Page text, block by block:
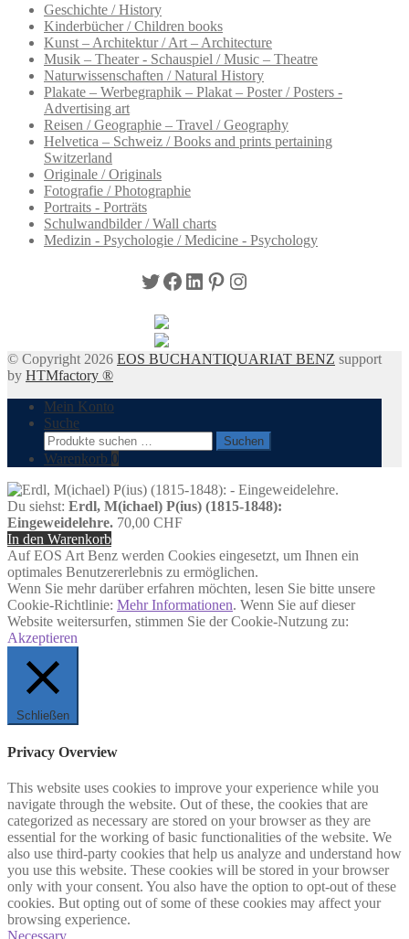
Geschichte / History
Kinderbücher / Children books
Kunst – Architektur / Art – Architecture
Musik – Theater - Schauspiel / Music – Theatre
Naturwissenschaften / Natural History
Plakate – Werbegraphik – Plakat – Poster / Posters -
Advertising art
Reisen / Geographie – Travel / Geography
Helvetica – Schweiz / Books and prints pertaining
Switzerland
Originale / Originals
Fotografie / Photographie
Portraits - Porträts
Schulwandbilder / Wall charts
Medizin - Psychologie / Medicine - Psychology
Twitter
Facebook
LinkedIn
Pinterest
Instagram
© Copyright 2026 EOS BUCHANTIQUARIAT BENZ support
by HTMfactory ®
Mein Konto
Suche
Suchen
nach:
Suchen
Warenkorb 0
Du siehst: Erdl, M(ichael) P(ius) (1815-1848):
Eingeweidelehre. 70,00 CHF
In den Warenkorb
Auf EOS Art Benz werden Cookies eingesetzt, um Ihnen ein
optimales Benutzererlebnis zu ermöglichen.
Wenn Sie mehr darüber erfahren möchten, lesen Sie bitte unsere
Cookie-Richtlinie: Mehr Informationen. Wenn Sie auf dieser
Website weitersurfen, stimmen Sie der Cookie-Nutzung zu:
Akzeptieren
Schließen
Privacy Overview
This website uses cookies to improve your experience while you
navigate through the website. Out of these, the cookies that are
categorized as necessary are stored on your browser as they are
essential for the working of basic functionalities of the website. We
also use third-party cookies that help us analyze and understand how
you use this website. These cookies will be stored in your browser
only with your consent. You also have the option to opt-out of these
cookies. But opting out of some of these cookies may affect your
browsing experience.